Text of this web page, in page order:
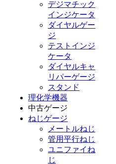
デジマチック
インジケータ
ダイヤルゲー
ジ
テストインジ
ケータ
ダイヤルキャ
リパーゲージ
スタンド
理化学機器
中古ゲージ
ねじゲージ
メートルねじ
管用平行ねじ
ユニファイね
じ